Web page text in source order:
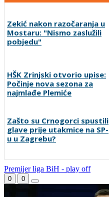
Zekić nakon razočaranja u
Mostaru: "Nismo zaslužili
pobjedu"
HŠK Zrinjski otvorio upise:
Počinje nova sezona za
najmlađe Plemiće